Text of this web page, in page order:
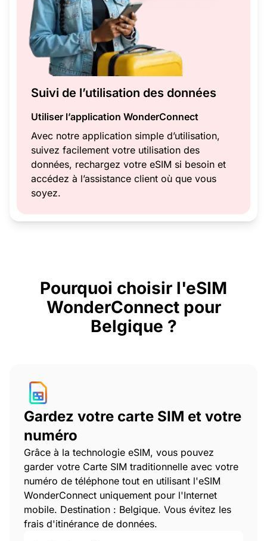
Suivi de l’utilisation des données
Utiliser l’application WonderConnect
Avec notre application simple d’utilisation,
suivez facilement votre utilisation des
données, rechargez votre eSIM si besoin et
accédez à l’assistance client où que vous
soyez.
Pourquoi choisir l'eSIM
WonderConnect pour
Belgique ?
Gardez votre carte SIM et votre
numéro
Grâce à la technologie eSIM, vous pouvez
garder votre Carte SIM traditionnelle avec votre
numéro de téléphone tout en utilisant l'eSIM
WonderConnect uniquement pour l'Internet
mobile. Destination : Belgique. Vous évitez les
frais d'itinérance de données.